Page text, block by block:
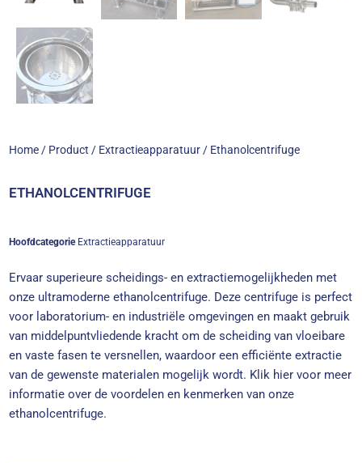
Home / Product / Extractieapparatuur / Ethanolcentrifuge
ETHANOLCENTRIFUGE
Hoofdcategorie Extractieapparatuur
Ervaar superieure scheidings- en extractiemogelijkheden met
onze ultramoderne ethanolcentrifuge. Deze centrifuge is perfect
voor laboratorium- en industriële omgevingen en maakt gebruik
van middelpuntvliedende kracht om de scheiding van vloeibare
en vaste fasen te versnellen, waardoor een efficiënte extractie
van de gewenste materialen mogelijk wordt. Klik hier voor meer
informatie over de voordelen en kenmerken van onze
ethanolcentrifuge.